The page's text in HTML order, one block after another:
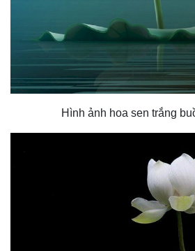
Hình ảnh hoa sen trắng